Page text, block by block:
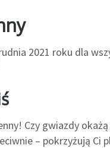
2021 roku dla
Czy gwiazdy
– pokrzyżują Ci